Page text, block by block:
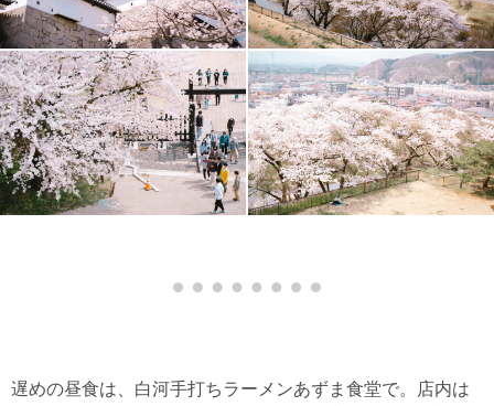
遅めの昼食は、白河手打ちラーメンあずま食堂で。店内は